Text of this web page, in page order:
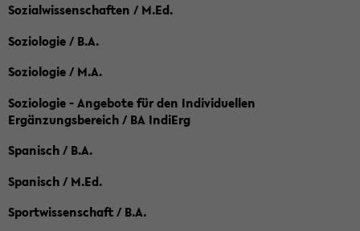
Sozialwissenschaften / M.Ed.
Soziologie / B.A.
Soziologie / M.A.
Soziologie - Angebote für den Individuellen
Ergänzungsbereich / BA IndiErg
Spanisch / B.A.
Spanisch / M.Ed.
Sportwissenschaft / B.A.